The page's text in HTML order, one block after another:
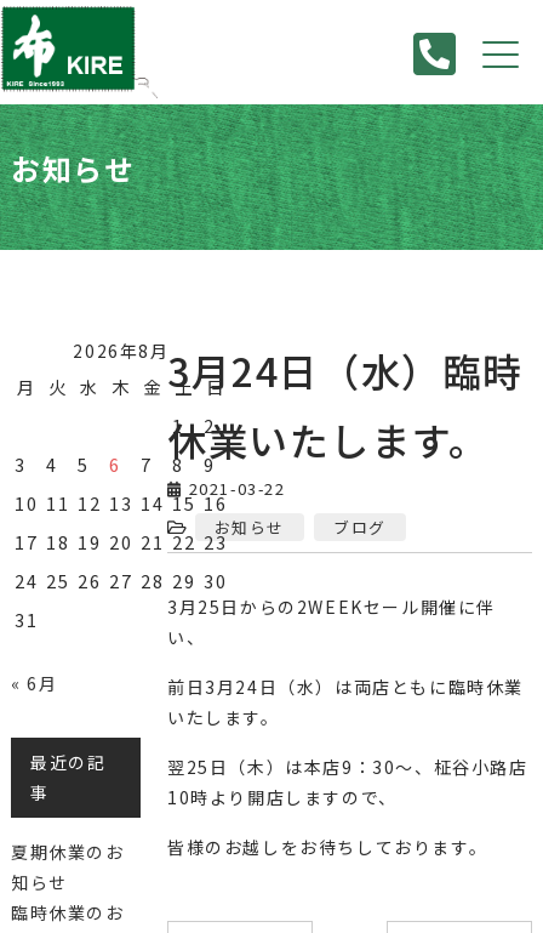
お知らせ
3月24日（水）臨時
休業いたします。
2021-03-22
お知らせ
ブログ
3月25日からの2WEEKセール開催に伴
い、
前日3月24日（水）は両店ともに臨時休業
いたします。
翌25日（木）は本店9：30～、柾谷小路店
10時より開店しますので、
皆様のお越しをお待ちしております。
2026年8月
月 火 水 木 金 土 日
1
2
3
4 5 6 7 8
9
10 11 12 13 14 15 16
17 18 19 20 21 22 23
24 25 26 27 28 29 30
31
« 6月
最近の記
事
夏期休業のお
知らせ
臨時休業のお